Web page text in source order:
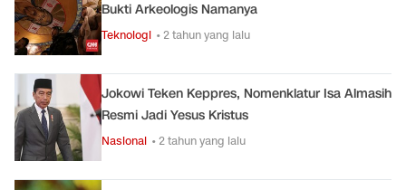
Bukti Arkeologis Namanya
Teknologi • 2 tahun yang lalu
Jokowi Teken Keppres, Nomenklatur Isa Almasih
Resmi Jadi Yesus Kristus
Nasional • 2 tahun yang lalu